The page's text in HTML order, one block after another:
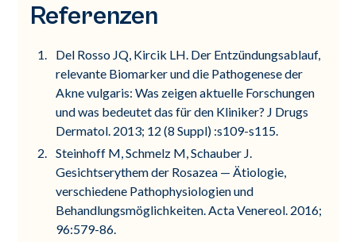
Referenzen
Del Rosso JQ, Kircik LH. Der Entzündungsablauf,
relevante Biomarker und die Pathogenese der
Akne vulgaris: Was zeigen aktuelle Forschungen
und was bedeutet das für den Kliniker? J Drugs
Dermatol. 2013; 12 (8 Suppl) :s109-s115.
Steinhoff M, Schmelz M, Schauber J.
Gesichtserythem der Rosazea — Ätiologie,
verschiedene Pathophysiologien und
Behandlungsmöglichkeiten. Acta Venereol. 2016;
96:579-86.